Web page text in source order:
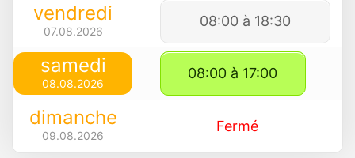
vendredi
07.08.2026
08:00 à 18:30
samedi
08.08.2026
08:00 à 17:00
dimanche
09.08.2026
Fermé